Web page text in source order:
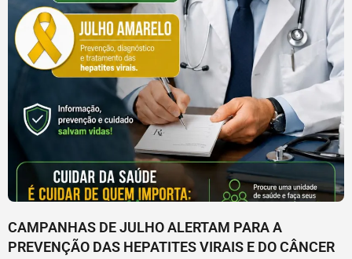
CAMPANHAS DE JULHO ALERTAM PARA A
PREVENÇÃO DAS HEPATITES VIRAIS E DO CÂNCER